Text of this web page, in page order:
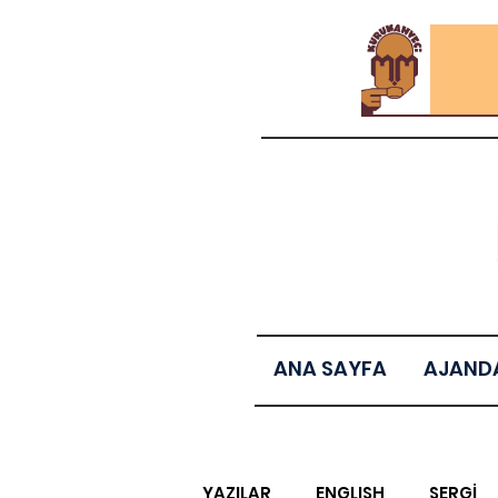
ANA SAYFA
YAZILAR ENGLISH SERGİ